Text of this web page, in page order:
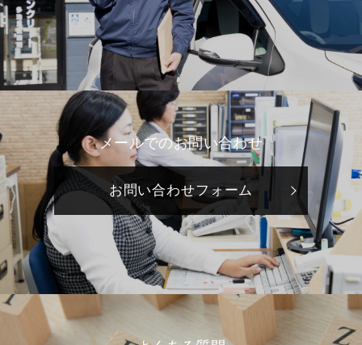
メールでのお問い合わせ
お問い合わせフォーム